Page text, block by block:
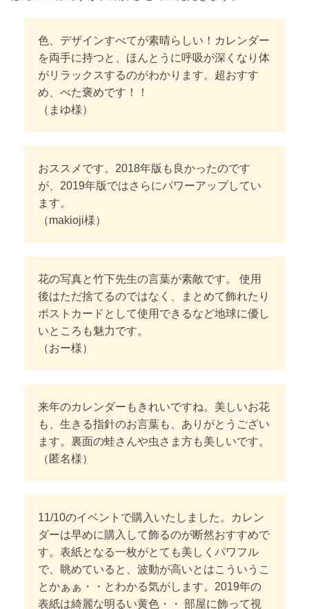
色、デザインすべてが素晴らしい！カレンダー
を両手に持つと、 ほんとうに呼吸が深くなり体
がリラックスするのがわかります。 超おすす
め、べた褒めです！！
（まゆ様）
おススメです。2018年版も良かったのです
が、 2019年版ではさらにパワーアップしてい
ます。
（makioji様）
花の写真と竹下先生の言葉が素敵です。
使用
後はただ捨てるのではなく、まとめて飾れたり
ポストカードとして使用できるなど地球に優し
いところも魅力です。
（おー様）
来年のカレンダーもきれいですね。 美しいお花
も、生きる指針のお言葉も、ありがとうござい
ます。 裏面の蛙さんや虫さま方も美しいです。
（匿名様）
11/10のイベントで購入いたしました。
カレン
ダーは早めに購入して飾るのが断然おすすめで
す。 表紙となる一枚がとても美しくパワフル
で、眺めていると、波動が高いとはこういうこ
とかぁぁ・・とわかる気がします。2019年の
表紙は綺麗な明るい黄色・・ 部屋に飾って視